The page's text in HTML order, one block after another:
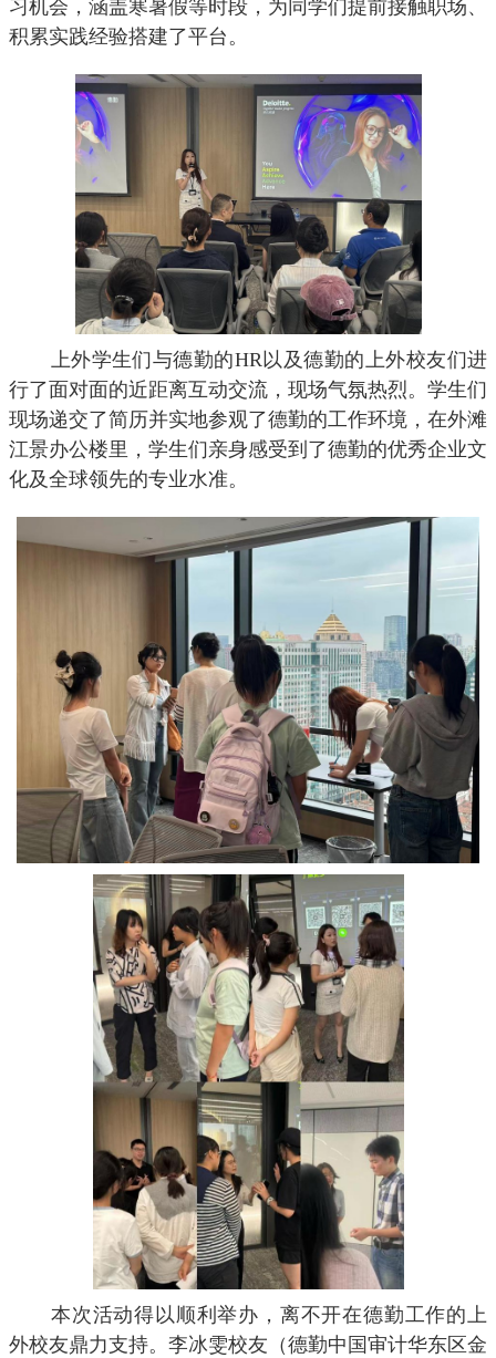
习机会，涵盖寒暑假等时段，为同学们提前接触职场、
积累实践经验搭建了平台。
上外学生们与德勤的HR 以及德勤的上外校友们进
行了面对面的近距离互动交流，现场气氛热烈。学生们
现场递交了简历并实地参观了德勤的工作环境，在外滩
江景办公楼里，学生们亲身感受到了德勤的优秀企业文
化及全球领先的专业水准。
本次活动得以顺利举办，离不开在德勤工作的上
外校友鼎力支持。李冰雯校友（德勤中国审计华东区金